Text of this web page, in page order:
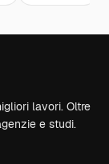
lavori. Oltre
e studi.